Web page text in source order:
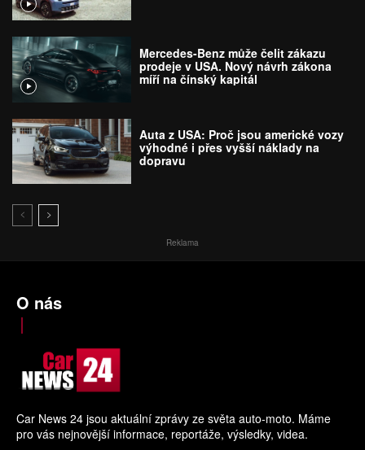
Mercedes-Benz může čelit zákazu
prodeje v USA. Nový návrh zákona
míří na čínský kapitál
Auta z USA: Proč jsou americké vozy
výhodné i přes vyšší náklady na
dopravu
Reklama
O nás
Car News 24 jsou aktuální zprávy ze světa auto-moto. Máme
pro vás nejnovější informace, reportáže, výsledky, videa.